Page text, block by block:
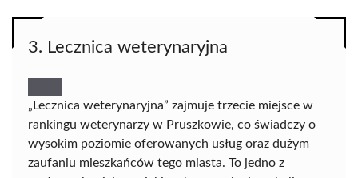
3. Lecznica weterynaryjna
„Lecznica weterynaryjna” zajmuje trzecie miejsce w
rankingu weterynarzy w Pruszkowie, co świadczy o
wysokim poziomie oferowanych usług oraz dużym
zaufaniu mieszkańców tego miasta. To jedno z